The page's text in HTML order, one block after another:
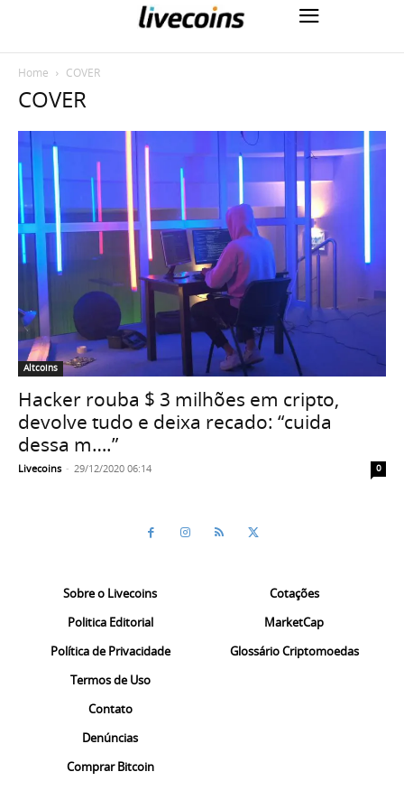
Home COVER
COVER
Altcoins
Hacker rouba $ 3 milhões em cripto,
devolve tudo e deixa recado: “cuida
dessa m….”
Livecoins - 29/12/2020 06:14 0
Sobre o Livecoins
Politica Editorial
Política de Privacidade
Termos de Uso
Contato
Denúncias
Comprar Bitcoin
Cotações
MarketCap
Glossário Criptomoedas